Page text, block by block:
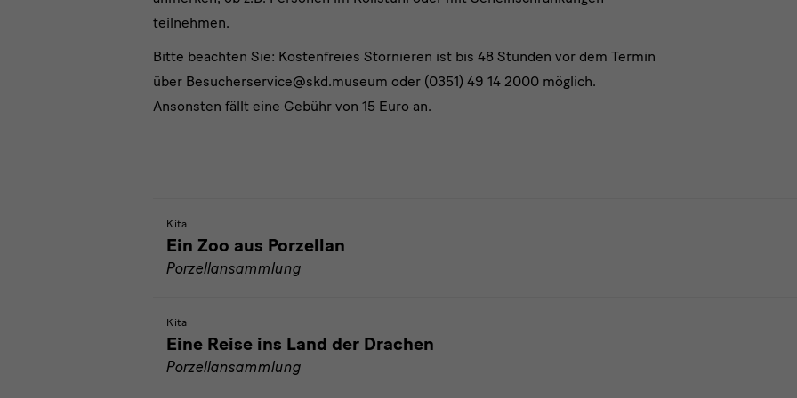
teilnehmen.
Bitte beachten Sie: Kostenfreies Stornieren ist bis 48 Stunden vor dem Termin
über Besucherservice@skd.museum oder (0351) 49 14 2000 möglich.
Ansonsten fällt eine Gebühr von 15 Euro an.
Kita
Ein Zoo aus Porzellan
Porzellansammlung
Kita
Eine Reise ins Land der Drachen
Porzellansammlung